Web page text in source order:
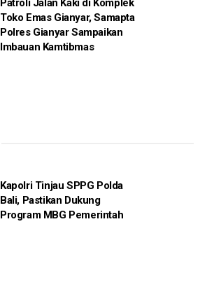
Patroli Jalan Kaki di Komplek
Toko Emas Gianyar, Samapta
Polres Gianyar Sampaikan
Imbauan Kamtibmas
Kapolri Tinjau SPPG Polda
Bali, Pastikan Dukung
Program MBG Pemerintah